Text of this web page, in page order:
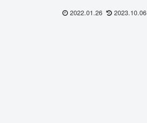
2022.01.26 2023.10.06